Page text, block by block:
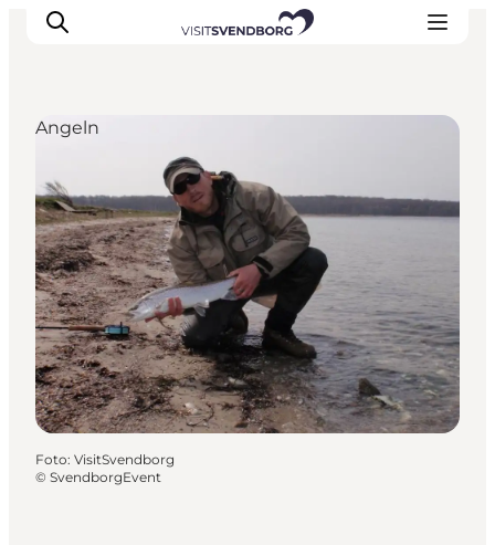
Veranstaltungen
Essen und Trinken
Shopping in Svendborg
Übernachtung
Den Urlaub planen
Angeln
Foto: VisitSvendborg
© SvendborgEvent